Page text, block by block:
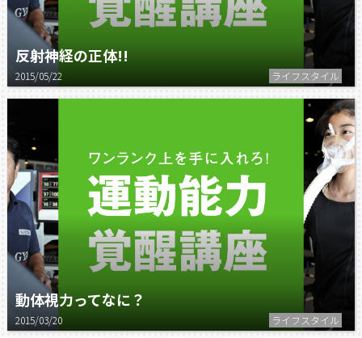
反射神経の正体!!
2015/05/22 ライフスタイル
動体視力ってなに？
2015/03/20 ライフスタイル